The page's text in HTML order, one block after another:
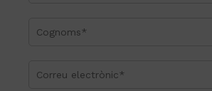
gestió de un